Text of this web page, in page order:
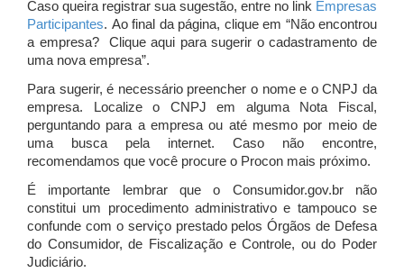
Caso queira registrar sua sugestão, entre no link Empresas
Participantes. Ao final da página, clique em “Não encontrou
a empresa? Clique aqui para sugerir o cadastramento de
uma nova empresa”.
Para sugerir, é necessário preencher o nome e o CNPJ da
empresa. Localize o CNPJ em alguma Nota Fiscal,
perguntando para a empresa ou até mesmo por meio de
uma busca pela internet. Caso não encontre,
recomendamos que você procure o Procon mais próximo.
É importante lembrar que o Consumidor.gov.br não
constitui um procedimento administrativo e tampouco se
confunde com o serviço prestado pelos Órgãos de Defesa
do Consumidor, de Fiscalização e Controle, ou do Poder
Judiciário.